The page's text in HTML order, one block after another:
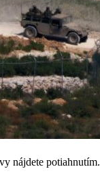
nájdete potiahnutím.